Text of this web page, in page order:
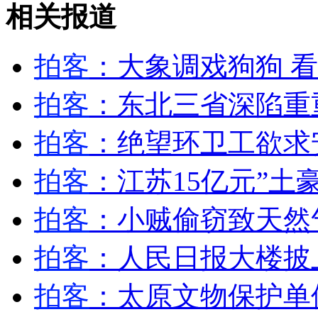
神曲《狐狸叫》刷新鸟叔纪录
山西运城恶犬咬伤多人 警民合力深夜将其击毙
女孩北京地铁殴打老人 痛下狠手拳打脚踢
无痛分娩是否安全 医生回应
外交部：反对强权政治霸凌主义
相关报道
拍客 ：大象调戏狗狗
拍客 ：东北三省深陷
拍客 ：绝望环卫工欲
拍客 ：江苏15亿元”土
拍客 ：小贼偷窃致天
拍客 ：人民日报大楼
拍客 ：太原文物保护